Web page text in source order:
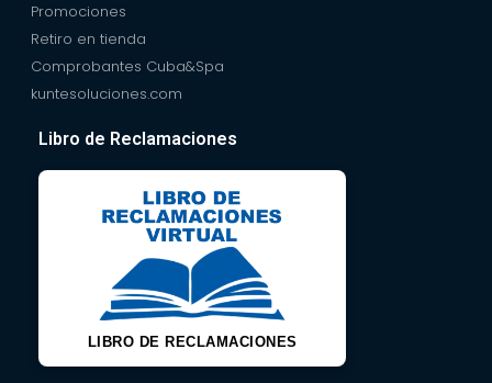
Promociones
Retiro en tienda
Comprobantes Cuba&Spa
kuntesoluciones.com
Libro de Reclamaciones
LIBRO DE RECLAMACIONES